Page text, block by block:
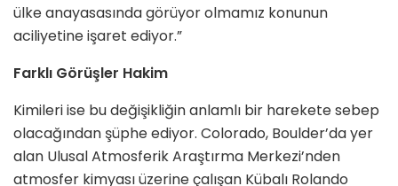
ülke anayasasında görüyor olmamız konunun
aciliyetine işaret ediyor.”
Farklı Görüşler Hakim
Kimileri ise bu değişikliğin anlamlı bir harekete sebep
olacağından şüphe ediyor. Colorado, Boulder’da yer
alan Ulusal Atmosferik Araştırma Merkezi’nden
atmosfer kimyası üzerine çalışan Kübalı Rolando